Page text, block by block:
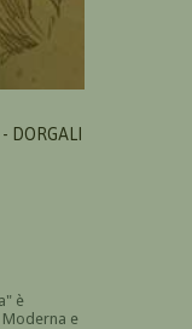
DORGALI
è
e